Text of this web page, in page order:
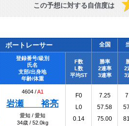
この予想に対する自信度は
ボートレーサー 全国
登録番号/級別
氏名
支部/出身地
年齢/体重
F数
L数
平均ST
勝率
2連率
3連率
2
3
4604 /A1
岩瀬 裕亮
愛知 / 愛知
34歳 / 52.0kg
F0
L0
0.14
7.25
57.58
75.00